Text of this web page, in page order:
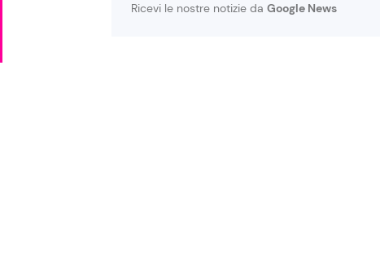
Ricevi le nostre notizie da Google News